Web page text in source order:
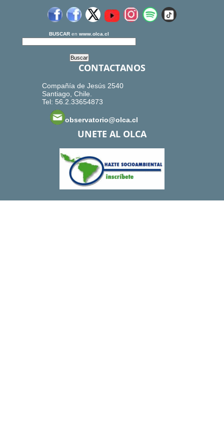
BUSCAR en www.olca.cl
CONTACTANOS
Compañía de Jesús 2540
Santiago, Chile.
Tel: 56.2.33654873
observatorio@olca.cl
UNETE AL OLCA